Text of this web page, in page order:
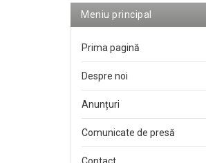
Meniu principal
Prima pagină
Despre noi
Anunțuri
Comunicate de presă